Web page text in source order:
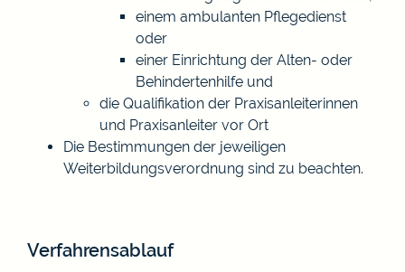
einem ambulanten Pflegedienst
oder
einer Einrichtung der Alten- oder
Behindertenhilfe und
die Qualifikation der Praxisanleiterinnen
und Praxisanleiter vor Ort
Die Bestimmungen der jeweiligen
Weiterbildungsverordnung sind zu beachten.
Verfahrensablauf